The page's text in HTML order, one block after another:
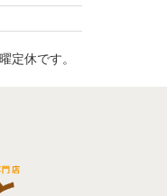
定休です。